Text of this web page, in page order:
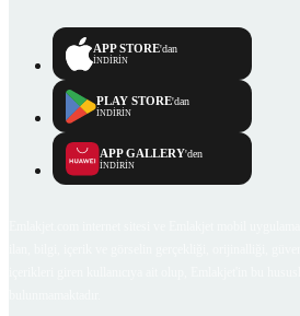
APP STORE'dan
İNDİRİN
PLAY STORE'dan
İNDİRİN
APP GALLERY'den
İNDİRİN